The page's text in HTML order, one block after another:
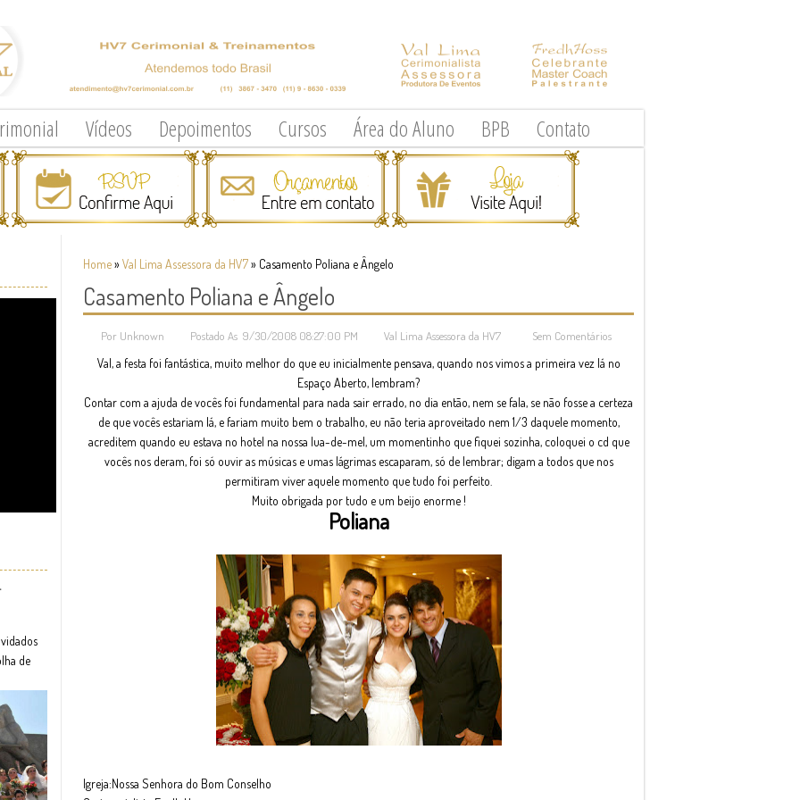
Vídeos Depoimentos Cursos Área do Aluno BPB Contato
Home» Val Lima Assessora da HV7» Casamento Poliana e Ângelo
Casamento Poliana e Ângelo
Por Unknown Postado As 9/30/2008 08:27:00 PM Val Lima Assessora da HV7 Sem Comentários
Val, a festa foi fantástica, muito melhor do que eu inicialmente pensava, quando nos vimos a primeira vez lá no
Espaço Aberto, lembram?
Contar com a ajuda de vocês foi fundamental para nada sair errado, no dia então, nem se fala, se não fosse a certeza
de que vocês estariam lá, e fariam muito bem o trabalho, eu não teria aproveitado nem 1/3 daquele momento,
acreditem quando eu estava no hotel na nossa lua-de-mel, um momentinho que fiquei sozinha, coloquei o cd que
vocês nos deram, foi só ouvir as músicas e umas lágrimas escaparam, só de lembrar; digam a todos que nos
permitiram viver aquele momento que tudo foi perfeito.
Muito obrigada por tudo e um beijo enorme !
Poliana
Igreja:Nossa Senhora do Bom Conselho
de